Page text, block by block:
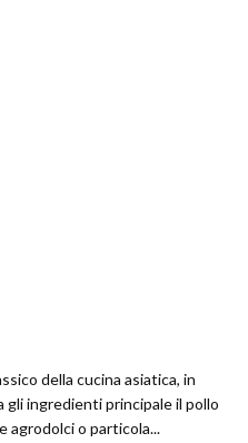
della cucina asiatica, in
gli ingredienti principale il pollo
agrodolci o particola...